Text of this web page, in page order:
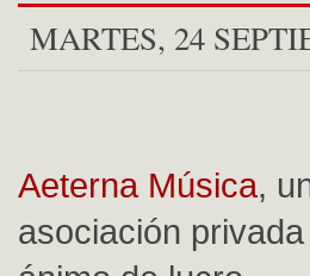
MARTES, 24
Aeterna Música,
asociación